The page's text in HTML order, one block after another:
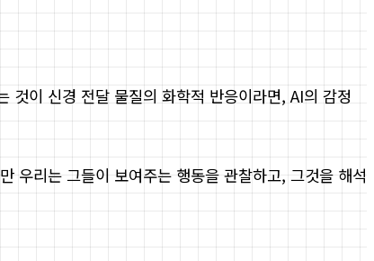
이 신경 전달 물질의 화학적 반응이라면, AI의 감정
우리는 그들이 보여주는 행동을 관찰하고, 그것을 해석